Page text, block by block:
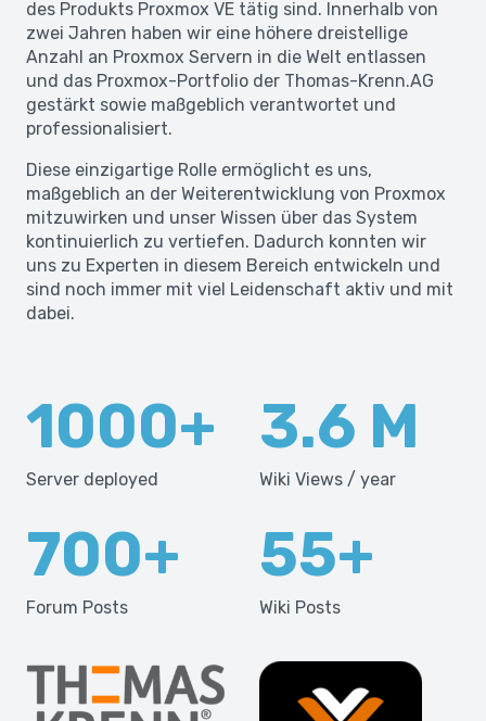
1000+
Server deployed
3.6 M
Wiki Views / year
700+
Forum Posts
55+
Wiki Posts
des Produkts Proxmox VE tätig sind. Innerhalb von
zwei Jahren haben wir eine höhere dreistellige
Anzahl an Proxmox Servern in die Welt entlassen
und das Proxmox-Portfolio der Thomas-Krenn.AG
gestärkt sowie maßgeblich verantwortet und
professionalisiert.
Diese einzigartige Rolle ermöglicht es uns,
maßgeblich an der Weiterentwicklung von Proxmox
mitzuwirken und unser Wissen über das System
kontinuierlich zu vertiefen. Dadurch konnten wir
uns zu Experten in diesem Bereich entwickeln und
sind noch immer mit viel Leidenschaft aktiv und mit
dabei.